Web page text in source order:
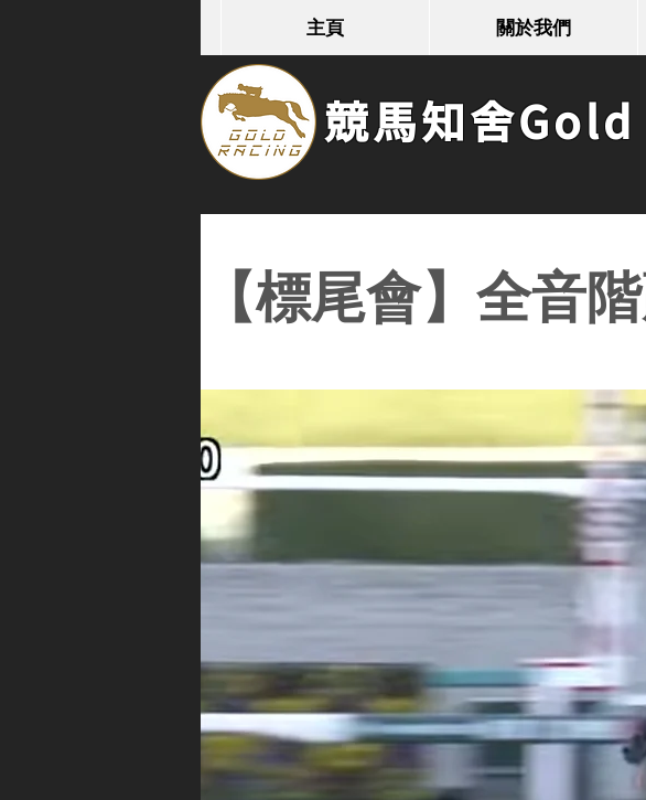
主頁 關於我們
競馬知舍
【標尾會】全音